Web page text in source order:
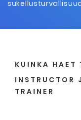
KUINKA
INSTRUCTOR
TRAINER